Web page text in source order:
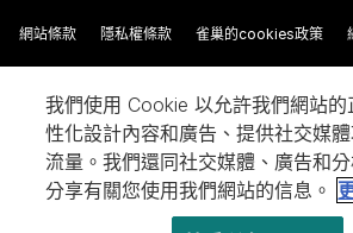
網站條款 隱私權條款 雀巢的cookies政策
我們使用 Cookie 以允許我們網站的
性化設計內容和廣告、提供社交媒
流量。我們還同社交媒體、廣告和
分享有關您使用我們網站的信息。